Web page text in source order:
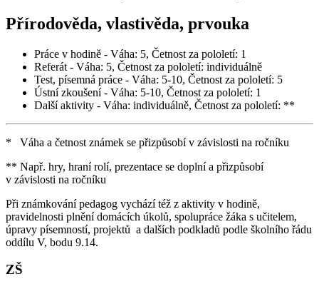
Přírodověda, vlastivěda, prvouka
Práce v hodině - Váha: 5, Četnost za pololetí: 1
Referát - Váha: 5, Četnost za pololetí: individuálně
Test, písemná práce - Váha: 5-10, Četnost za pololetí: 5
Ústní zkoušení - Váha: 5-10, Četnost za pololetí: 1
Další aktivity - Váha: individuálně, Četnost za pololetí: **
* Váha a četnost známek se přizpůsobí v závislosti na ročníku
** Např. hry, hraní rolí, prezentace se doplní a přizpůsobí
v závislosti na ročníku
Při známkování pedagog vychází též z aktivity v hodině,
pravidelnosti plnění domácích úkolů, spolupráce žáka s učitelem,
úpravy písemností, projektů a dalších podkladů podle školního řádu
oddílu V, bodu 9.14.
ZŠ